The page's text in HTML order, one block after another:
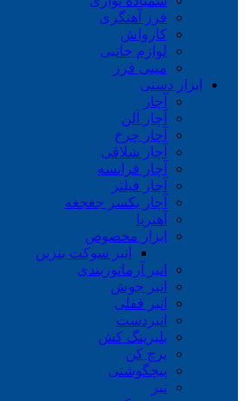
فرز آهنگری
کارواش
لوازم جانبی
مینی فرز
ابزار دستی
آچار
آچار آلن
آچار چرخ
آچار شلاقی
آچار فرانسه
آچار فیلتر
آچار یکسر جغجغه
آهنربا
ابزار مخصوص
انبر سوکت بنزین
انبر آرماتوربندی
انبر جوش
انبر قفلی
انبردست
بلبرینگ کش
پرچ کن
پیچگوشتی
تبر